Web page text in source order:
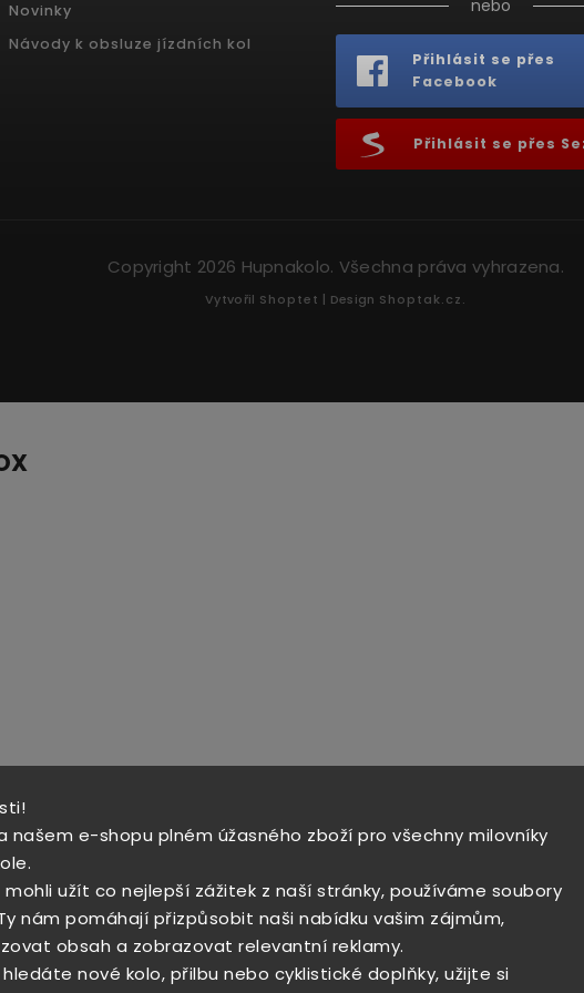
našem e-shopu plném úžasného zboží pro všechny milovníky
užít co nejlepší zážitek z naší stránky, používáme soubory
nám pomáhají přizpůsobit naši nabídku vašim zájmům,
obsah a zobrazovat relevantní reklamy.
hledáte nové kolo, přilbu nebo cyklistické doplňky, užijte si
Novinky
Návody k obsluze jízdních kol
nebo
Přihlásit se přes
Facebook
Přihlásit se přes
Copyright 2026 Hupnakolo. Všechna práva vyhrazena.
Vytvořil Shoptet | Design Shoptak.cz.